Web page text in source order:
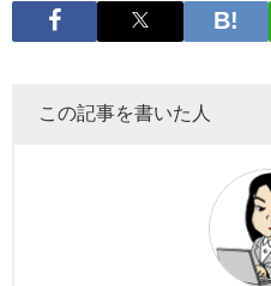
この記事を書いた人